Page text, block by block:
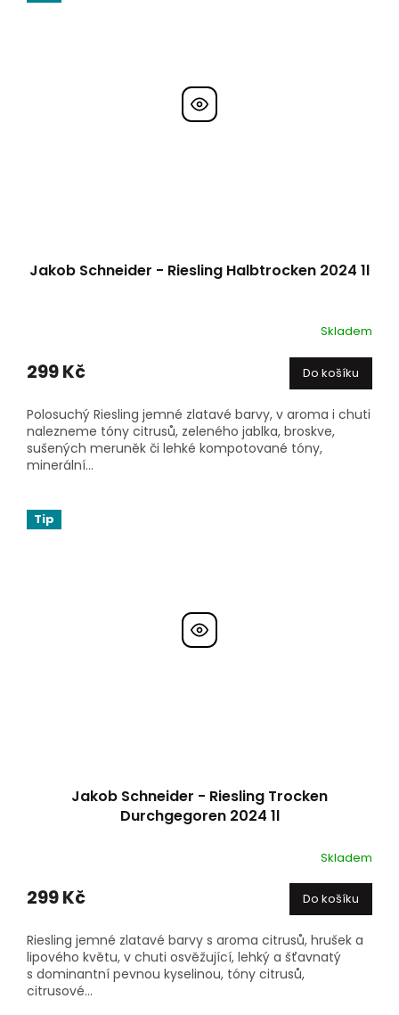
Jakob Schneider - Riesling Halbtrocken 2024 1l
Skladem
299 Kč Do košíku
Polosuchý Riesling jemné zlatavé barvy, v aroma i chuti
nalezneme tóny citrusů, zeleného jablka, broskve,
sušených meruněk či lehké kompotované tóny,
minerální...
Tip
Jakob Schneider - Riesling Trocken
Durchgegoren 2024 1l
Skladem
299 Kč Do košíku
Riesling jemné zlatavé barvy s aroma citrusů, hrušek a
lipového květu, v chuti osvěžující, lehký a šťavnatý
s dominantní pevnou kyselinou, tóny citrusů,
citrusové...